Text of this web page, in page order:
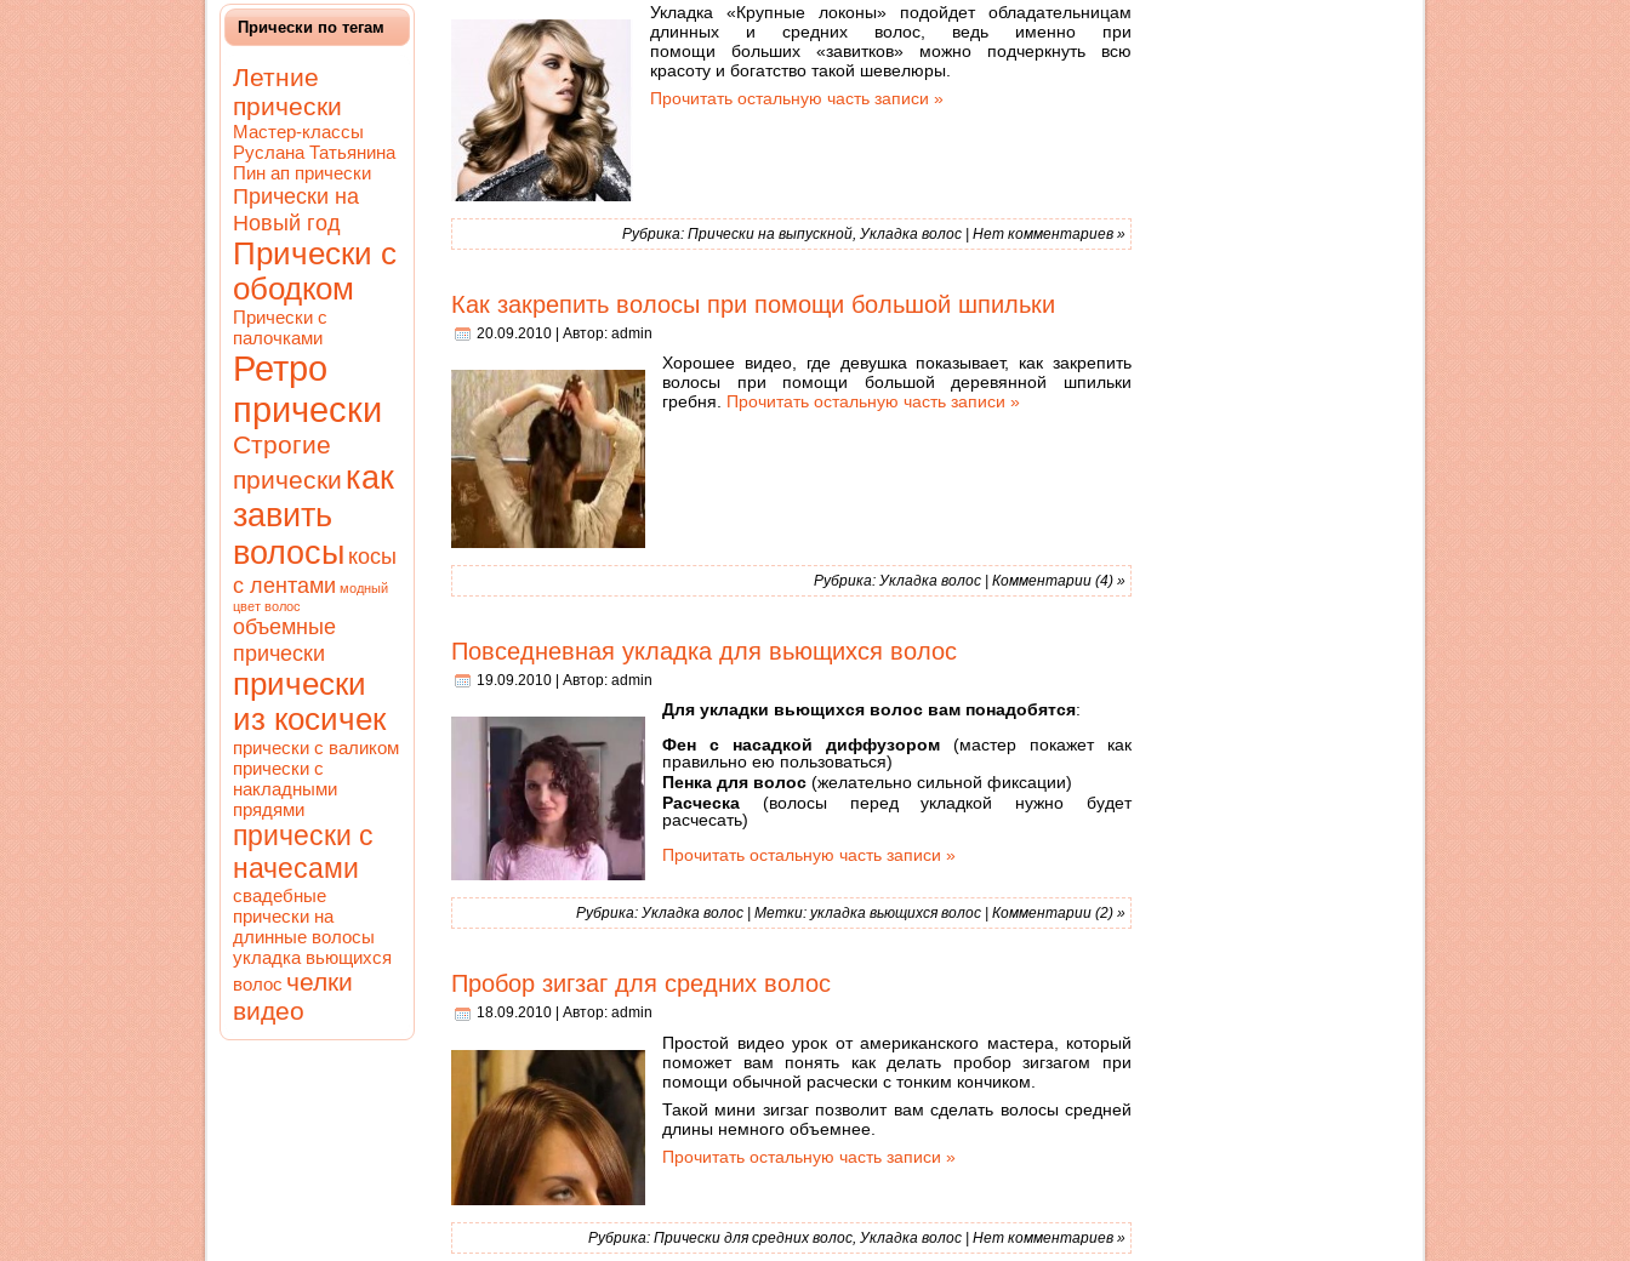
Прически по тегам
Летние
прически
Мастер-классы
Руслана Татьянина
Пин ап прически
Прически на
Новый год
Прически с
ободком
Прически с
палочками
Ретро
прически
Строгие
прически как
завить
волосы косы
с лентами модный
цвет волос
объемные
прически
прически
из косичек
прически с валиком
прически с
накладными
прядями
прически с
начесами
свадебные
прически на
длинные волосы
укладка вьющихся
волос челки
видео
Укладка «Крупные локоны» подойдет обладательницам
длинных и средних волос, ведь именно при
помощи больших «завитков» можно подчеркнуть всю
красоту и богатство такой шевелюры.
Прочитать остальную часть записи »
Рубрика: Прически на выпускной Укладка волос | Нет комментариев »
Как закрепить волосы при помощи большой шпильки
20.09.2010 | Автор: admin
Хорошее видео, где девушка показывает, как закрепить
волосы при помощи большой деревянной шпильки
гребня. Прочитать остальную часть записи »
Рубрика: Укладка волос Комментарии (4) »
Повседневная укладка для вьющихся волос
19.09.2010 | Автор: admin
Для укладки вьющихся волос вам понадобятся:
Фен с насадкой диффузором (мастер покажет как
правильно ею пользоваться)
Пенка для волос (желательно сильной фиксации)
Расческа (волосы перед укладкой нужно будет
расчесать)
Прочитать остальную часть записи »
Рубрика: Укладка волос | Метки: укладка вьющихся волос Комментарии (2) »
Пробор зигзаг для средних волос
18.09.2010 | Автор: admin
Простой видео урок от американского мастера, который
поможет вам понять как делать пробор зигзагом при
помощи обычной расчески с тонким кончиком.
Такой мини зигзаг позволит вам сделать волосы средней
длины немного объемнее.
Прочитать остальную часть записи »
Рубрика: Прически для средних волос Укладка волос | Нет комментариев »